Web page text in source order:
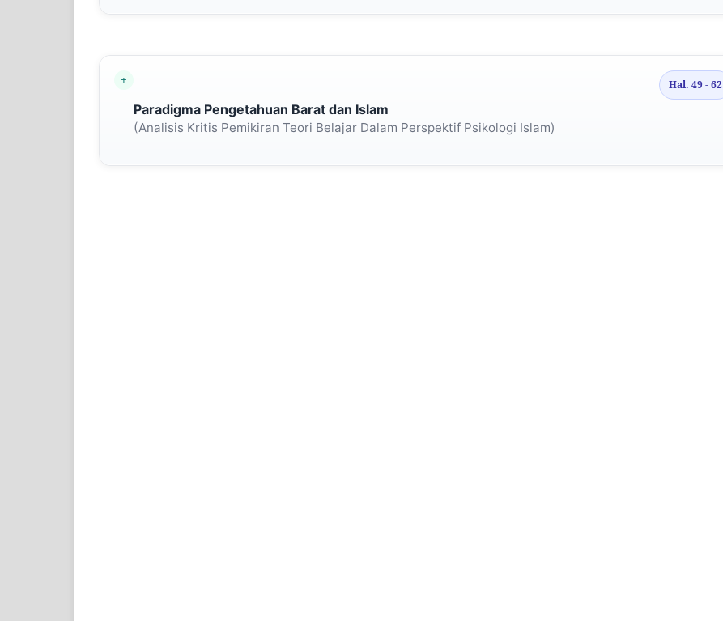
Paradigma Pengetahuan Barat dan Islam
(Analisis Kritis Pemikiran Teori Belajar Dalam Perspektif Psikologi Islam)
Hal. 49 - 62